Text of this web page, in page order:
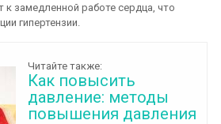
замедленной работе сердца, что
гипертензии.
Читайте также:
Как повысить
давление: методы
повышения давления